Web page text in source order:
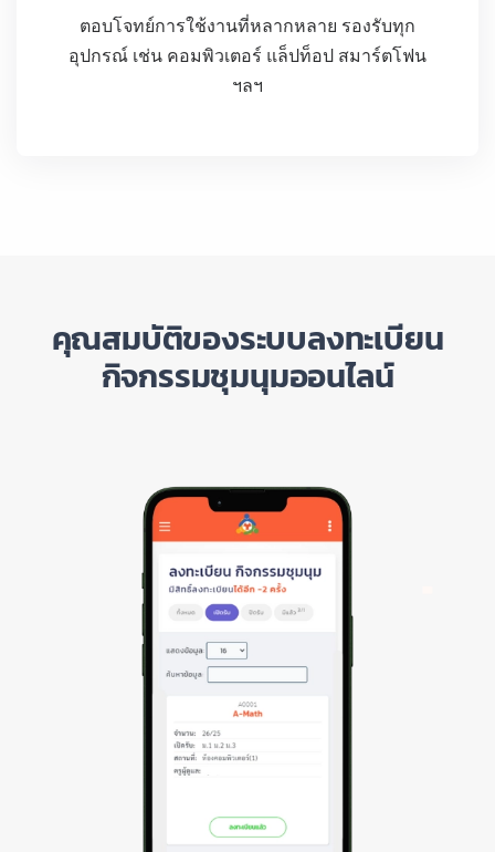
ตอบโจทย์การใช้งานที่หลากหลาย รองรับทุก
อุปกรณ์ เช่น คอมพิวเตอร์ แล็ปท็อป สมาร์ตโฟน
ฯลฯ
คุณสมบัติของระบบลงทะเบียน
กิจกรรมชุมนุมออนไลน์